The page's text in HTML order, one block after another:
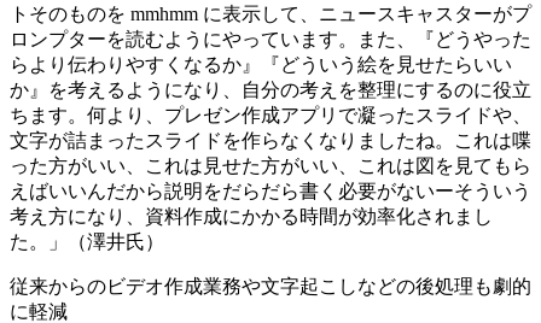
トそのものを mmhmm に表示して、ニュースキャスターがプ
ロンプターを読むようにやっています。また、『どうやった
らより伝わりやすくなるか』『どういう絵を見せたらいい
か』を考えるようになり、自分の考えを整理にするのに役立
ちます。何より、プレゼン作成アプリで凝ったスライドや、
文字が詰まったスライドを作らなくなりましたね。これは喋
った方がいい、これは見せた方がいい、これは図を見てもら
えばいいんだから説明をだらだら書く必要がないーそういう
考え方になり、資料作成にかかる時間が効率化されまし
た。」（澤井氏）
従来からのビデオ作成業務や文字起こしなどの後処理も劇的
に軽減